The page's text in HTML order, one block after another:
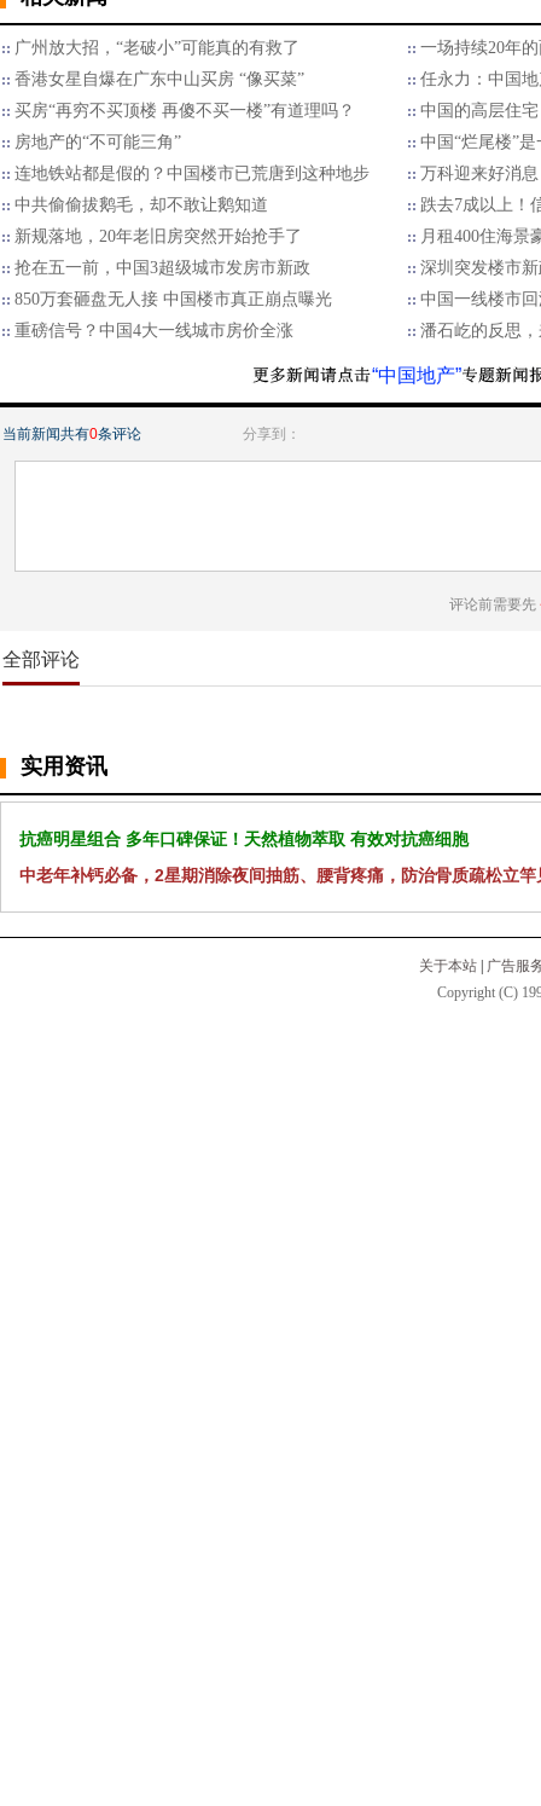
广州放大招，“老破小”可能真的有救了
一场持续20年
香港女星自爆在广东中山买房 “像买菜”
任永力：中国
买房“再穷不买顶楼 再傻不买一楼”有道理吗？
中国的高层住
房地产的“不可能三角”
中国“烂尾楼”
连地铁站都是假的？中国楼市已荒唐到这种地步
万科迎来好消息
中共偷偷拔鹅毛，却不敢让鹅知道
跌去7成以上！
新规落地，20年老旧房突然开始抢手了
月租400住海景
抢在五一前，中国3超级城市发房市新政
深圳突发楼市
850万套砸盘无人接 中国楼市真正崩点曝光
中国一线楼市
重磅信号？中国4大一线城市房价全涨
潘石屹的反思
“中国地产”
当前新闻共有0条评论 分享到：
评论前需要先
全部评论
实用资讯
抗癌明星组合 多年口碑保证！天然植物萃取 有效对抗癌细胞
中老年补钙必备，2星期消除夜间抽筋、腰背疼痛，防治骨质疏松立竿
关于本站
广告服
Copyright (C)